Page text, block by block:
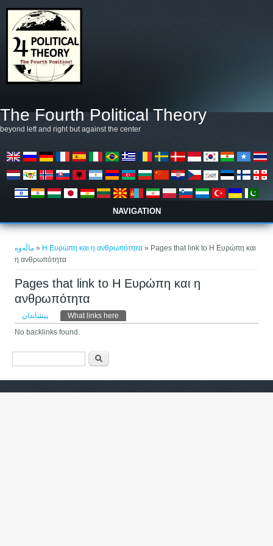
The Fourth Political Theory
beyond left and right but against the center
NAVIGATION
تۆ لێرەیت
ماڵەوە » Η Ευρώπη και η ανθρωπότητα » Pages that link to Η Ευρώπη και
η ανθρωπότητα
Pages that link to Η Ευρώπη και η
ανθρωπότητα
Primary tabs
پیشاندان What links here
No backlinks found.
فۆرمی گەڕان